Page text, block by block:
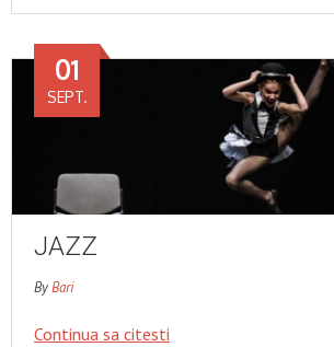
JAZZ
01
SEPT.
ByBari
Continua sa citesti